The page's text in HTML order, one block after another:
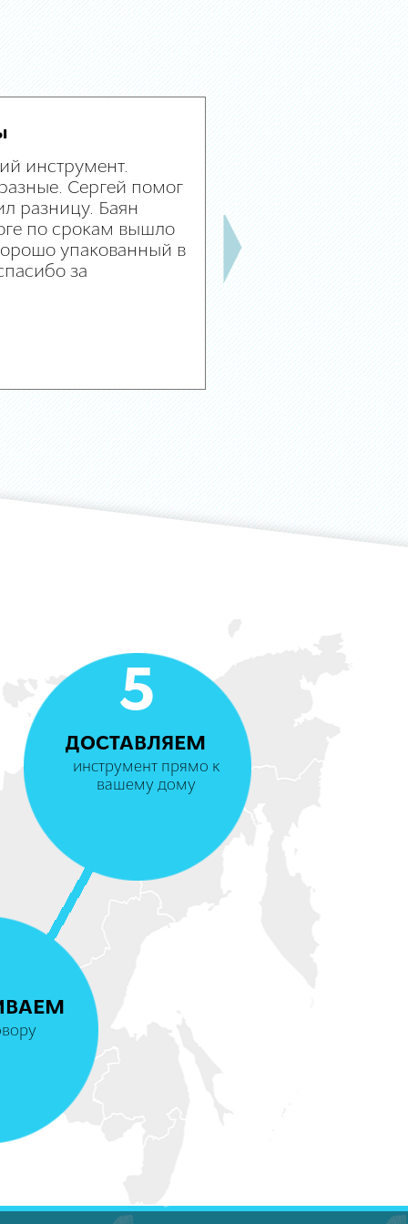
инструмент.
Сергей помог
разницу. Баян
по срокам вышло
упакованный в
за
5
ДОСТАВЛЯЕМ
инструмент прямо к
вашему дому